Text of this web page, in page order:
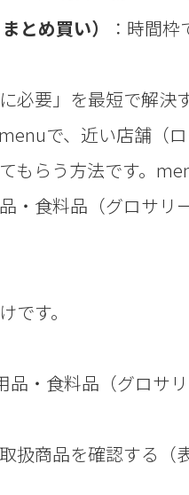
とめ買い）
：時間
必要」を最短で解決
で、近い店舗（
もらう方法です。
・食料品（グロサ
です。
品・食料品（グロサ
扱商品を確認する